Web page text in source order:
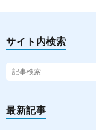
サイト内検索
最新記事